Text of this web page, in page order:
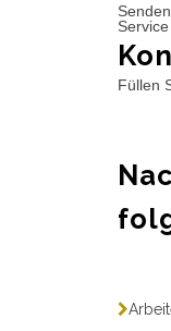
Füllen